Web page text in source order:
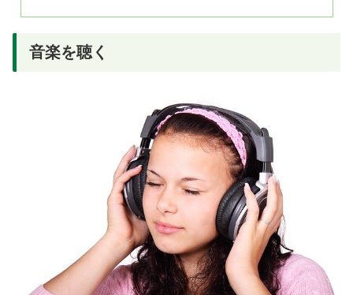
音楽を聴く